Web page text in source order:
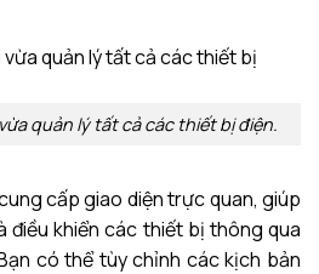
quản lý tất cả các thiết bị điện.
cấp giao diện trực quan, giúp
điều khiển các thiết bị thông qua
có thể tùy chỉnh các kịch bản